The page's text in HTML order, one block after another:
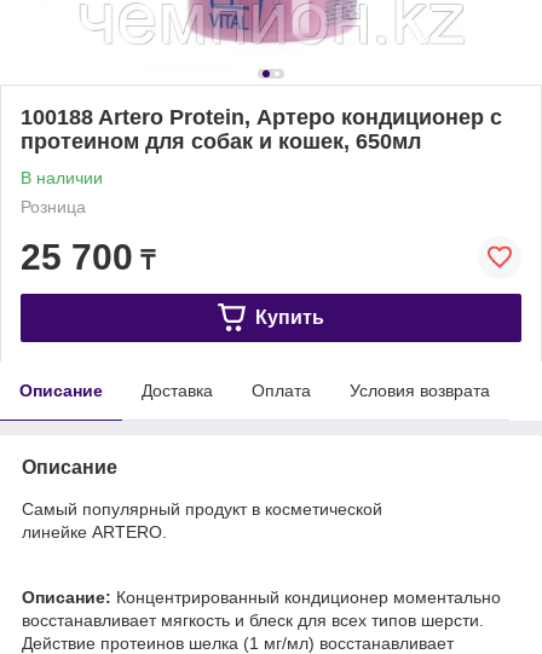
100188 Artero Protein, Артеро кондиционер с
протеином для собак и кошек, 650мл
В наличии
Розница
25 700 ₸
Купить
Описание Доставка Оплата Условия возврата
Описание
Самый популярный продукт в косметической
линейке ARTERO.
Описание: Концентрированный кондиционер моментально
восстанавливает мягкость и блеск для всех типов шерсти.
Действие протеинов шелка (1 мг/мл) восстанавливает